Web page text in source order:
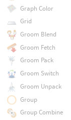
Graph Color
Grid
Groom Blend
Groom Fetch
Groom Pack
Groom Switch
Groom Unpack
Group
Group Combine